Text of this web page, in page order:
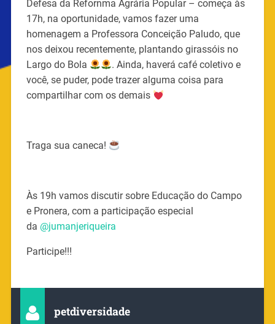
Defesa da Refornma Agrária Popular – começa às
17h, na oportunidade, vamos fazer uma
homenagem a Professora Conceição Paludo, que
nos deixou recentemente, plantando girassóis no
Largo do Bola
. Ainda, haverá café coletivo e
você, se puder, pode trazer alguma coisa para
compartilhar com os demais
Traga sua caneca!
Às 19h vamos discutir sobre Educação do Campo
e Pronera, com a participação especial
da @jumanjeriqueira
Participe!!!
petdiversidade